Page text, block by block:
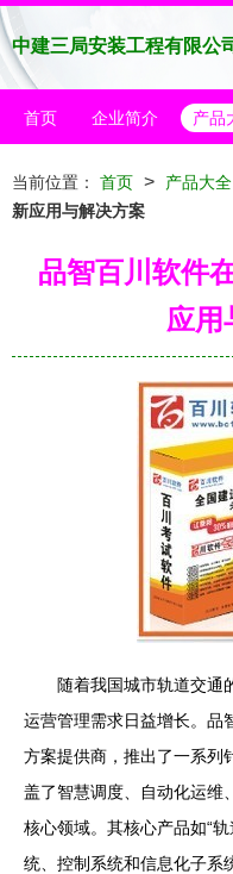
中建三局安装工程有限公
首页 企业简介 产品
当前位置： 首页 > 产品大全
新应用与解决方案
品智百川软件
应用
随着我国城市轨道交通
运营管理需求日益增长。品
方案提供商，推出了一系列
盖了智慧调度、自动化运维
核心领域。其核心产品如“
统、控制系统和信息化子系